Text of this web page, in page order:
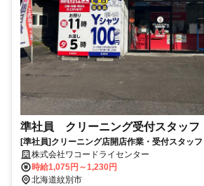
準社員 クリーニング受付スタッフ
[準社員]クリーニング店開店作業・受付スタッフ
株式会社ワコードライセンター
時給1,075円～1,230円
北海道紋別市